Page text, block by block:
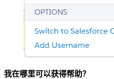
我在哪里可以获得帮助？